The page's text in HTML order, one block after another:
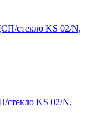
стекло KS 02/N,